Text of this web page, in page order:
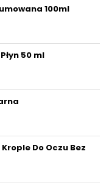
100ml
50 ml
Do Oczu Bez